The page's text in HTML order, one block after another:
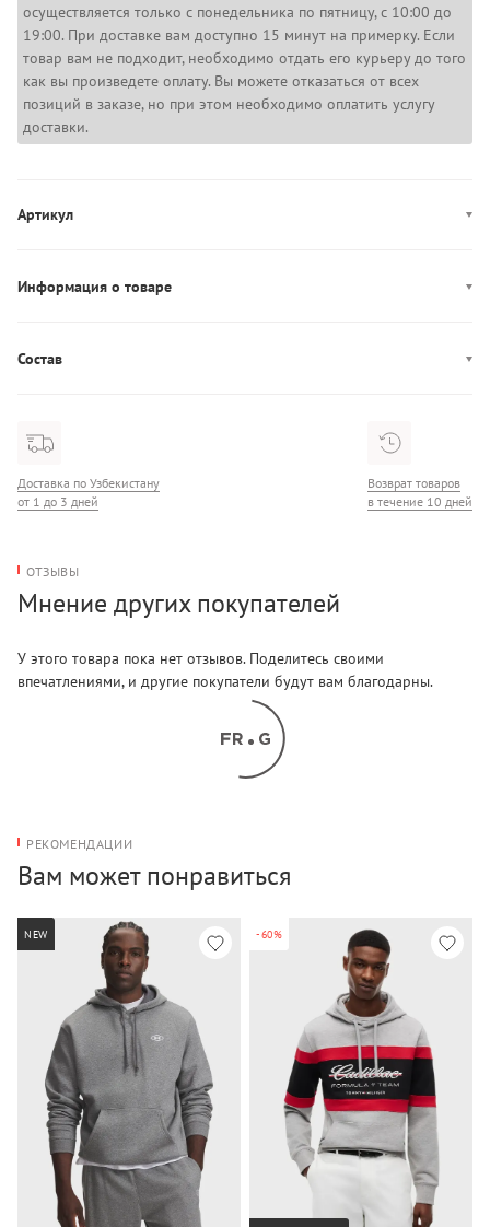
осуществляется только с понедельника по пятницу, с 10:00 до
19:00. При доставке вам доступно 15 минут на примерку. Если
товар вам не подходит, необходимо отдать его курьеру до того
как вы произведете оплату. Вы можете отказаться от всех
позиций в заказе, но при этом необходимо оплатить услугу
доставки.
Артикул
Информация о товаре
Состав
Доставка по Узбекистану
от 1 до 3 дней
Возврат товаров
в течение 10 дней
ОТЗЫВЫ
Мнение других покупателей
У этого товара пока нет отзывов. Поделитесь своими
впечатлениями, и другие покупатели будут вам благодарны.
РЕКОМЕНДАЦИИ
Вам может понравиться
NEW -60%